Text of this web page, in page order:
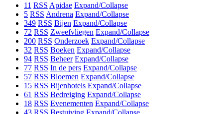
11 RSS Apidae Expand/Collapse
5 RSS Andrena Expand/Collapse
349 RSS Bijen Expand/Collapse
72 RSS Zweefvliegen Expand/Collapse
200 RSS Onderzoek Expand/Collapse
32 RSS Boeken Expand/Collapse
94 RSS Beheer Expand/Collapse
77 RSS In de pers Expand/Collapse
57 RSS Bloemen Expand/Collapse
15 RSS Bijenhotels Expand/Collapse
61 RSS Bedreiging Expand/Collapse
18 RSS Evenementen Expand/Collapse
43 RSS Bestuiving Expand/Collapse